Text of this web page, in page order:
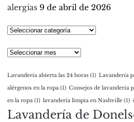
alergias 9 de abril de 2026
Seleccionar
Archivos
Lavandería abierta las 24 horas (1) Lavandería
alérgenos en la ropa (1) Consejos de lavandería
en la ropa (1) lavandería limpia en Nashville (1)
Lavandería de